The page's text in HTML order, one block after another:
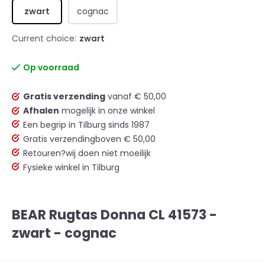
zwart cognac
Current choice: zwart
Op voorraad
Gratis verzending vanaf € 50,00
Afhalen mogelijk in onze winkel
Een begrip in Tilburg sinds 1987
Gratis verzendingboven € 50,00
Retouren?wij doen niet moeilijk
Fysieke winkel in Tilburg
BEAR Rugtas Donna CL 41573 -
zwart - cognac